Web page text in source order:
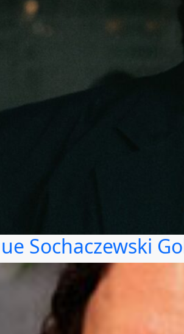
Sochaczewski